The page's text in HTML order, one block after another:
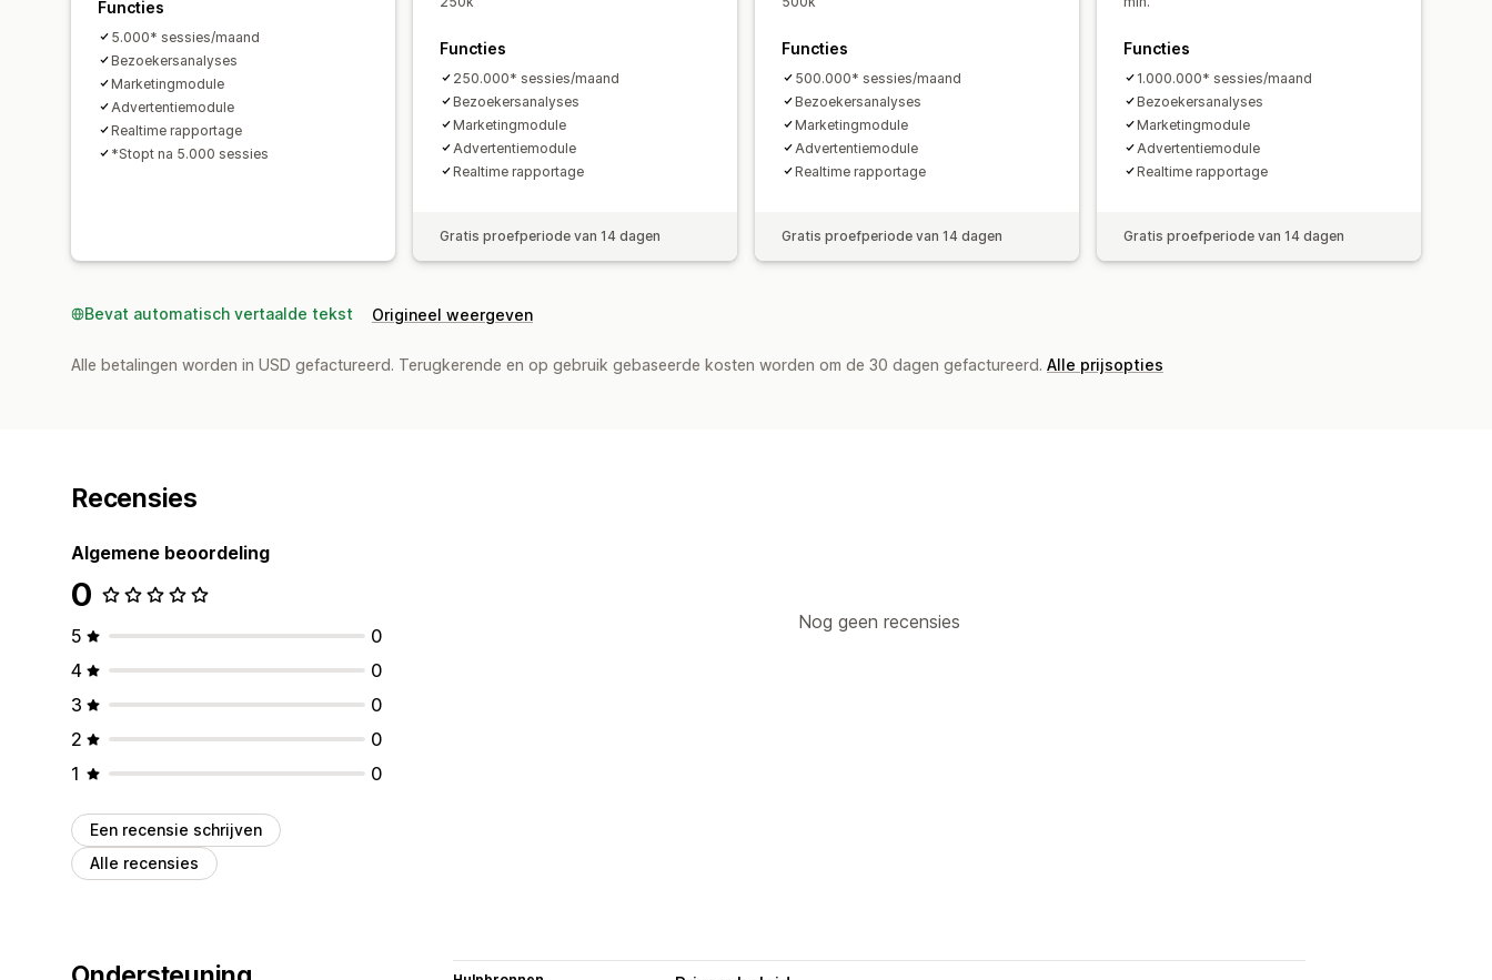
Functies
5.000* sessies/maand
Bezoekersanalyses
Marketingmodule
Advertentiemodule
Realtime rapportage
*Stopt na 5.000 sessies
Functies
250.000* sessies/maand
Bezoekersanalyses
Marketingmodule
Advertentiemodule
Realtime rapportage
Gratis proefperiode van 14 dagen
Functies
500.000* sessies/maand
Bezoekersanalyses
Marketingmodule
Advertentiemodule
Realtime rapportage
Gratis proefperiode van 14 dagen
Functies
1.000.000* sessies/maand
Bezoekersanalyses
Marketingmodule
Advertentiemodule
Realtime rapportage
Gratis proefperiode van 14 dagen
Bevat automatisch vertaalde tekst Origineel weergeven
Alle betalingen worden in USD gefactureerd. Terugkerende en op gebruik gebaseerde kosten worden om de 30 dagen gefactureerd. Alle prijsopties
Recensies
Algemene beoordeling
0
5
0
4
0
3
0
2
0
1
0
Een recensie schrijven
Alle recensies
Nog geen recensies